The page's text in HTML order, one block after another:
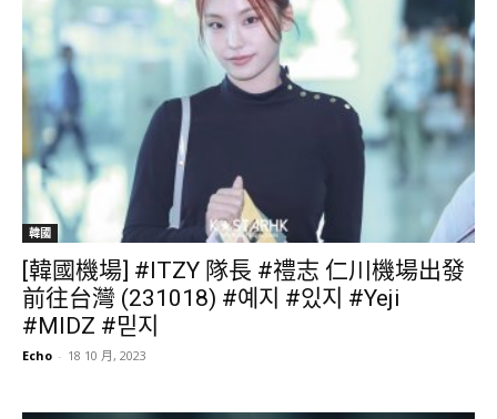
韓國
[韓國機場] #ITZY 隊長 #禮志 仁川機場出發
前往台灣 (231018) #예지 #있지 #Yeji
#MIDZ #믿지
Echo - 18 10 月, 2023